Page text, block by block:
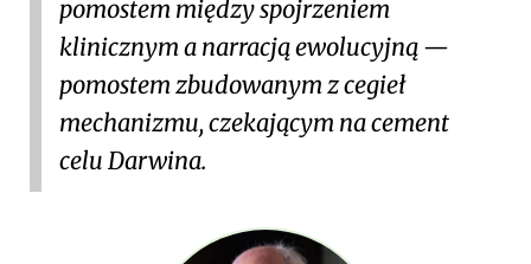
pomostem między spojrzeniem
klinicznym a narracją ewolucyjną —
pomostem zbudowanym z cegieł
mechanizmu, czekającym na cement
celu Darwina.